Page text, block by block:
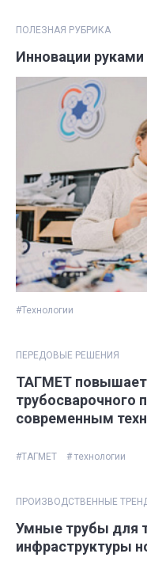
ПОЛЕЗНАЯ РУБРИКА
Инновации руками
#Технологии
ПЕРЕДОВЫЕ РЕШЕНИЯ
ТАГМЕТ
трубосварочного
современным
#ТАГМЕТ # технологии
ПРОИЗВОДСТВЕННЫЕ
Умные трубы для
инфраструктуры